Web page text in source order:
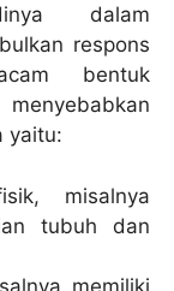
dalam
respons
bentuk
yaitu:
misalnya
tubuh dan
memiliki